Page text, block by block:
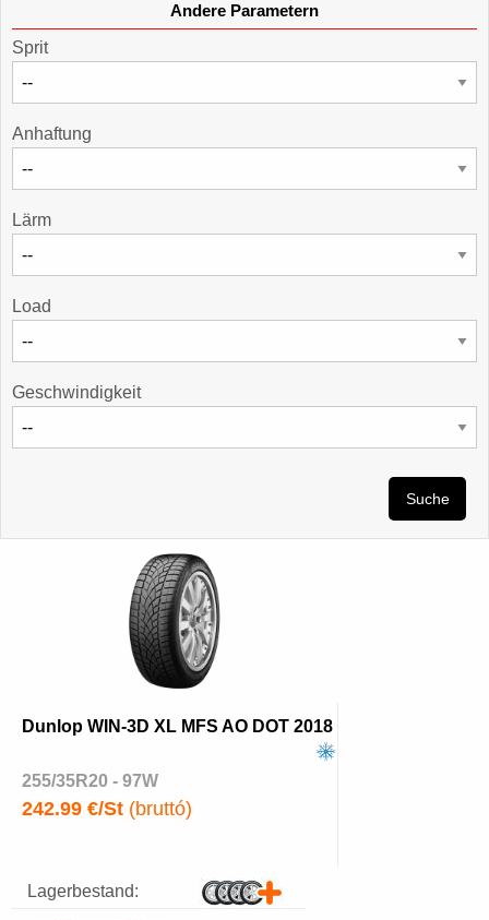
Andere Parametern
Sprit
Anhaftung
Lärm
Load
Geschwindigkeit
Suche
Dunlop WIN-3D XL MFS AO DOT 2018
255/35R20 - 97W
242.99 €/St (bruttó)
Lagerbestand: